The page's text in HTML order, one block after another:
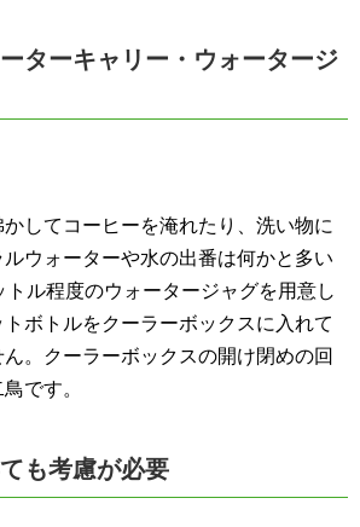
ターキャリー・ウォータージ
してコーヒーを淹れたり、洗い物に
ウォーターや水の出番は何かと多い
ル程度のウォータージャグを用意し
ボトルをクーラーボックスに入れて
。クーラーボックスの開け閉めの回
です。
も考慮が必要